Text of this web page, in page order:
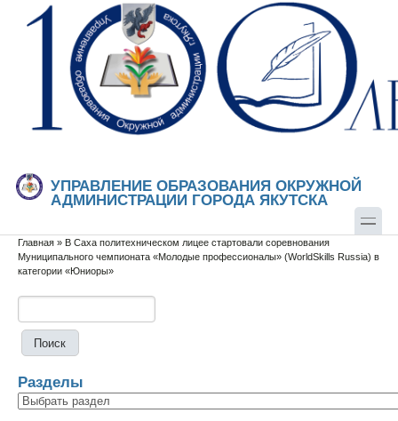
Перейти к основному содержанию
Skip to search
УПРАВЛЕНИЕ ОБРАЗОВАНИЯ ОКРУЖНОЙ
АДМИНИСТРАЦИИ ГОРОДА ЯКУТСКА
Вы здесь
Главная » В Саха политехническом лицее стартовали соревнования
Муниципального чемпионата «Молодые профессионалы» (WorldSkills Russia) в
категории «Юниоры»
Разделы